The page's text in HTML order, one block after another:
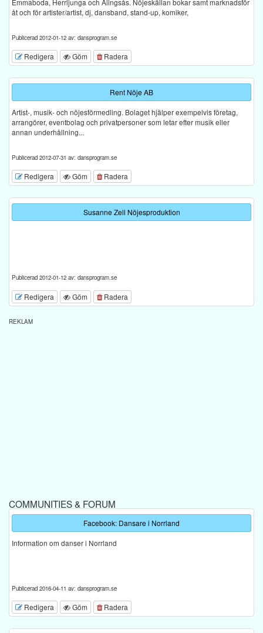
åt och för artister/artist, dj, dansband, stand-up, komiker,
Publicerad 2012-01-12 av: dansprogram.se
Redigera Göm Radera
Rent Nöje AB
Artist-, musik- och nöjesförmedling. Bolaget hjälper exempelvis företag,
arrangörer, eventbolag och privatpersoner som letar efter musik eller
annan underhållning...
Publicerad 2012-07-31 av: dansprogram.se
Redigera Göm Radera
Susanne Zell Nöjesproduktion
Publicerad 2012-01-12 av: dansprogram.se
Redigera Göm Radera
REKLAM
COMMUNITIES & FORUM
Facebook: Dansare i Norrland
Information om danser i Norrland
Publicerad 2016-04-11 av: dansprogram.se
Redigera Göm Radera